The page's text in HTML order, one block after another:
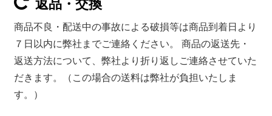
返品・交換
商品不良・配送中の事故による破損等は商品到着日より
７日以内に弊社までご連絡ください。 商品の返送先・
返送方法について、弊社より折り返しご連絡させていた
だきます。（この場合の送料は弊社が負担いたしま
す。）